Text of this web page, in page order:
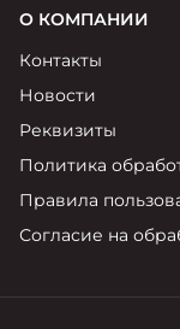
О КОМПАНИИ
Контакты
Новости
Реквизиты
Политика
Правила
Согласие на